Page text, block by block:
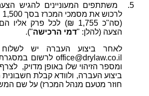
5.
משתתפים המעוניינים להגיש
(סה"כ 1,755 ₪) לכל פרק
הצעה (להלן: "דמי הרכישה").
לאחר ביצוע העברה יש לשלוח
office@drylaw.co.il לרשום
ומספר הזיהוי שלו באופן מדויק,
ביצוע העברה, ולוודא קבלת
חוזר מטעם מנהל המכרז) על שם